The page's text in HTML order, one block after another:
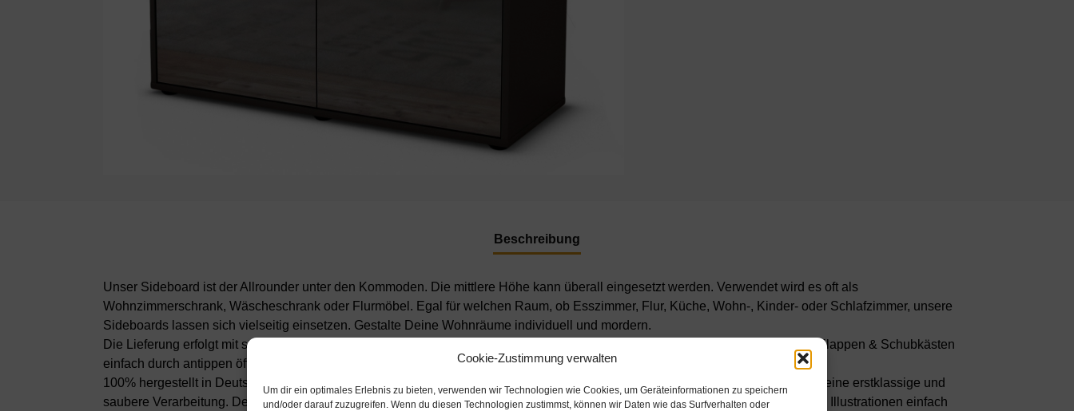
Cookie-Zustimmung verwalten
Um dir ein optimales Erlebnis zu bieten, verwenden wir Technologien wie Cookies, um Geräteinformationen zu speichern
und/oder darauf zuzugreifen. Wenn du diesen Technologien zustimmst, können wir Daten wie das Surfverhalten oder
Beschreibung
Unser Sideboard ist der Allrounder unter den Kommoden. Die mittlere Höhe kann überall eingesetzt werden. Verwendet wird es oft als
Wohnzimmerschrank, Wäscheschrank oder Flurmöbel. Egal für welchen Raum, ob Esszimmer, Flur, Küche, Wohn-, Kinder- oder Schlafzimmer, unsere
Sideboards lassen sich vielseitig einsetzen. Gestalte Deine Wohnräume individuell und mordern.
Die Lieferung erfolgt mit stabilen Kunststoff-Füßen für einen sicheren Stand. Mit der Push to Open-Funktion lassen sich Türen, Klappen & Schubkästen
einfach durch antippen öffnen. Die verwendeten Materialen sind besonders langlebig und widerstandfähig.
100% hergestellt in Deutschland und mit Ökostrom produziert. Der Holzschrank überzeugt durch hochwertige Materialien sowie eine erstklassige und
saubere Verarbeitung. Der Aufbau des Sideboards gestaltet sich aufgrund der Aufbauanleitung mit grafischen Darstellungen und Illustrationen einfach